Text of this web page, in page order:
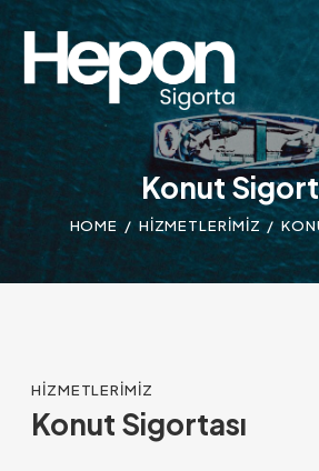
Konut
HOME HIZMETLERIMIZ
HIZMETLERIMIZ
Konut Sigortası